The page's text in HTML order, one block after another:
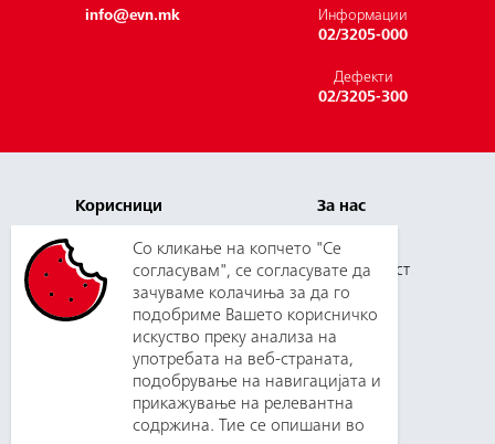
info@evn.mk
Информации
02/3205-000
Дефекти
02/3205-300
Корисници
Плаќање и цени
Услуги
Нов корисник
Зборувај со нас
За нас
Кариера
Одговорност
Медиуми
Набавки
Планирани
прекини
Со кликање на копчето "Се
согласувам", се согласувате да
зачуваме колачиња за да го
подобриме Вашето корисничко
искуство преку анализа на
употребата на веб-страната,
подобрување на навигацијата и
прикажување на релевантна
содржина. Тие се опишани во